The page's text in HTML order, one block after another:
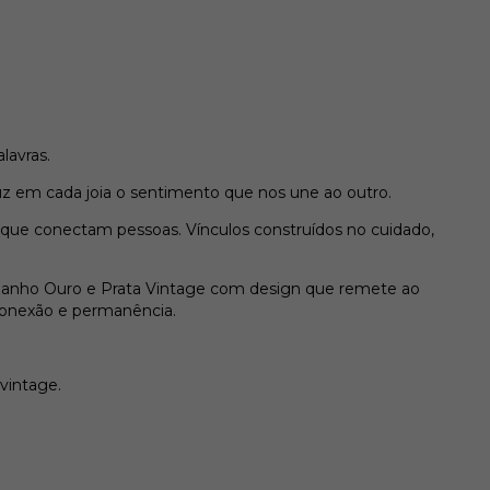
em cada joia o sentimento que nos une ao outro.
conectam pessoas. Vínculos construídos no cuidado,
Ouro e Prata Vintage com design que remete ao
e permanência.